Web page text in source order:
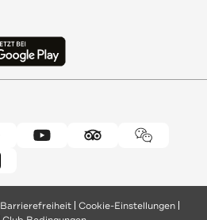
Barrierefreiheit Cookie-Einstellungen